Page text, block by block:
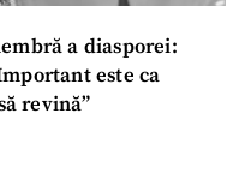
a diasporei:
este ca
revină”